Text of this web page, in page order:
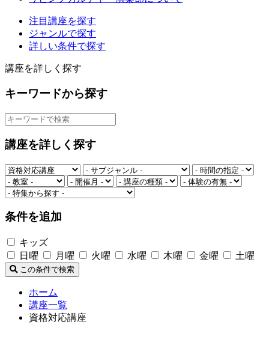
注目講座を探す
ジャンルで探す
詳しい条件で探す
講座を詳しく探す
キーワードから探す
講座を詳しく探す
条件を追加
キッズ
日曜
月曜 火曜 水曜 木曜 金曜 土曜
この条件で検索
ホーム
講座一覧
資格対応講座